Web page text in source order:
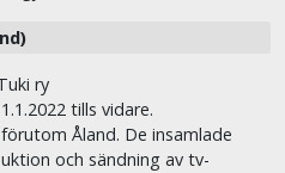
ry
tills vidare.
Åland. De insamlade
och sändning av tv-